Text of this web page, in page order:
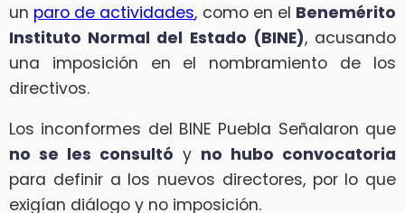
un paro de actividades, como en el Benemérito
Instituto Normal del Estado (BINE), acusando
una imposición en el nombramiento de los
directivos.
Los inconformes del BINE Puebla Señalaron que
no se les consultó y no hubo convocatoria
para definir a los nuevos directores, por lo que
exigían diálogo y no imposición.